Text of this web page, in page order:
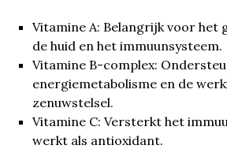
Vitamine A: Belangrijk voor het
de huid en het immuunsysteem.
Vitamine B-complex:
energiemetabolisme en de
zenuwstelsel.
Vitamine C: Versterkt het
werkt als antioxidant.